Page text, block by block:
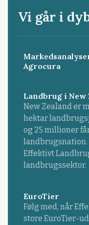
Vi går i
Agrocura
Landbrug i New
New Zealand er
hektar
og 25 millioner
landbrugsnation.
Effektivt
landbrugssektor.
EuroTier
Følg med, når
store EuroTier-